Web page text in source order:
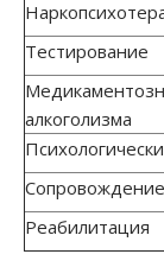
Тестирование
алкоголизма
Реабилитация